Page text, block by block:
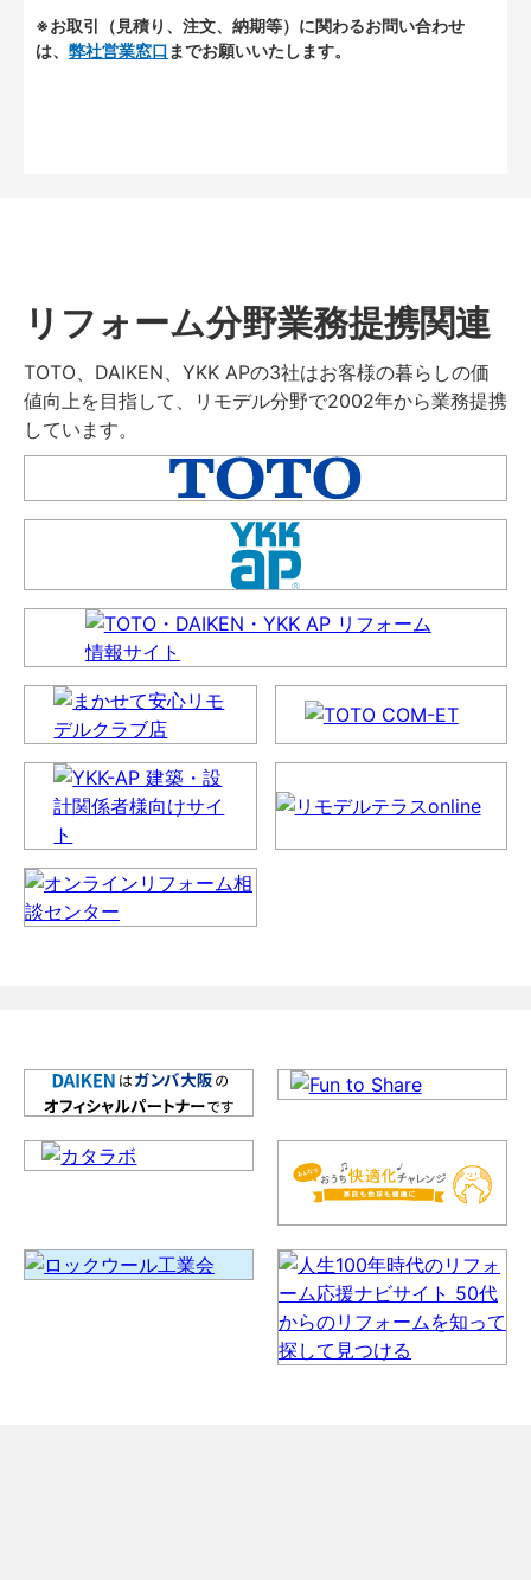
※お取引（見積り、注文、納期等）に関わるお問い合わせ
は、 弊社営業窓口 までお願いいたします。
リフォーム分野業務提携関連
TOTO、DAIKEN、YKK APの3社はお客様の暮らしの価
値向上を目指して、リモデル分野で2002年から業務提携
しています。